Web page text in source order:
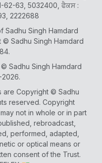
62-63, 5032400, ਫੈਕਸ :
2222688
Sadhu Singh Hamdard
Sadhu Singh Hamdard
Sadhu Singh Hamdard
are Copyright © Sadhu
reserved. Copyright
not in whole or in part
rebroadcast,
performed, adapted,
or optical means or
consent of the Trust.